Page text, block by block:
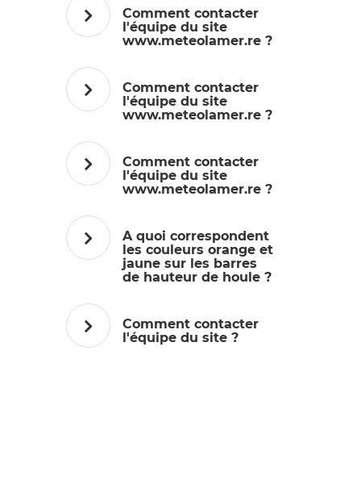
Comment contacter
l'équipe du site
www.meteolamer.re ?
Comment contacter
l'équipe du site
www.meteolamer.re ?
Comment contacter
l'équipe du site
www.meteolamer.re ?
A quoi correspondent
les couleurs orange et
jaune sur les barres
de hauteur de houle ?
Comment contacter
l'équipe du site ?